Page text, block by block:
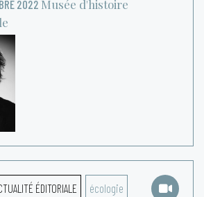
2022 Musée d'histoire
ÉDITORIALE écologie